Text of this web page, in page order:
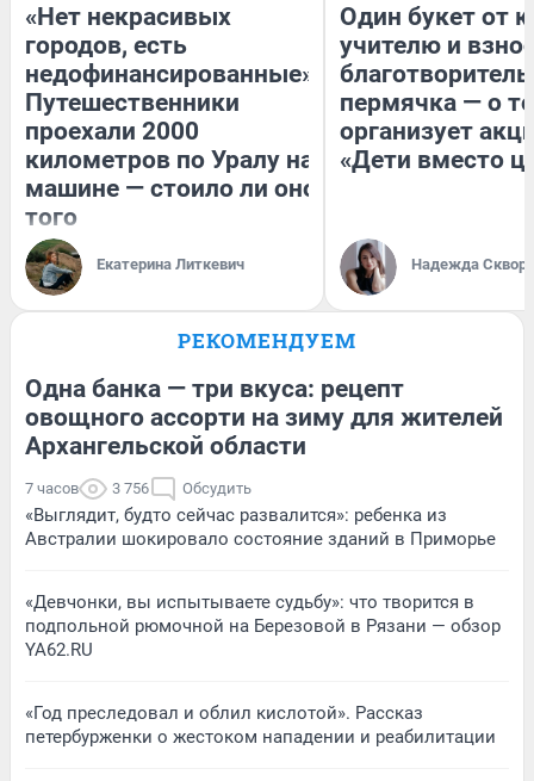
«Нет некрасивых
городов, есть
недофинансированные».
Путешественники
проехали 2000
километров по Уралу на
машине — стоило ли оно
того
Екатерина Литкевич
Один букет от
учителю и
пермячка — о
организует
«Дети вместо
Надежда
РЕКОМЕНДУЕМ
Одна банка — три вкуса: рецепт
овощного ассорти на зиму для жителей
Архангельской области
7 часов 3 756 Обсудить
«Выглядит, будто сейчас развалится»: ребенка из
Австралии шокировало состояние зданий в Приморье
«Девчонки, вы испытываете судьбу»: что творится в
подпольной рюмочной на Березовой в Рязани — обзор
YA62.RU
«Год преследовал и облил кислотой». Рассказ
петербурженки о жестоком нападении и реабилитации